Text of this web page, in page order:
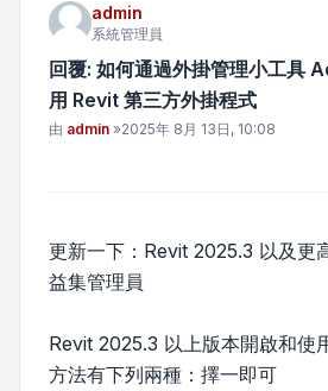
admin
系統管理員
回覆: 如何通過外掛管理小工具
用 Revit 第三方外掛程式
文章
由 admin »2025年 8月 13日, 10:08
更新一下：Revit 2025.3 以及更
益集管理員
Revit 2025.3 以上版本開啟和使
方法有下列兩種：擇一即可